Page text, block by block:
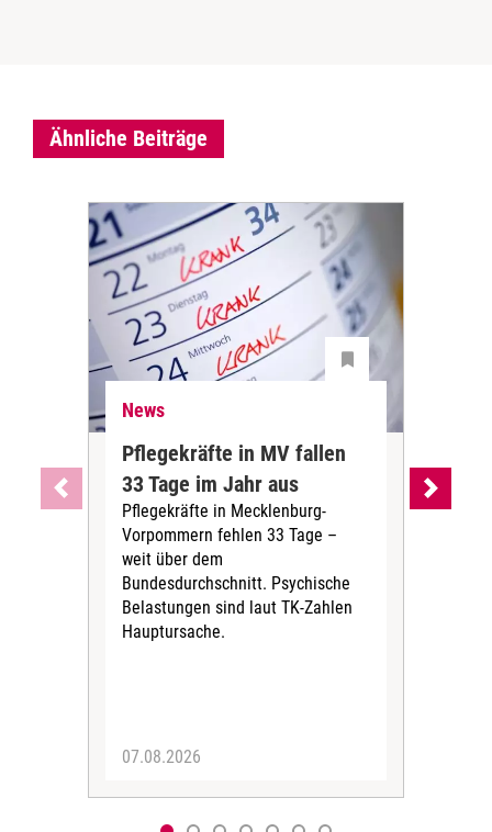
Ähnliche Beiträge
News
Pflegekräfte in MV fallen
33 Tage im Jahr aus
Pflegekräfte in Mecklenburg-
Vorpommern fehlen 33 Tage –
weit über dem
Bundesdurchschnitt. Psychische
Belastungen sind laut TK-Zahlen
Hauptursache.
07.08.2026